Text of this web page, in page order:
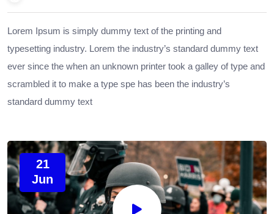
Lorem Ipsum is simply dummy text of the printing and
typesetting industry. Lorem the industry’s standard dummy text
ever since the when an unknown printer took a galley of type and
scrambled it to make a type spe has been the industry’s
standard dummy text
21
Jun